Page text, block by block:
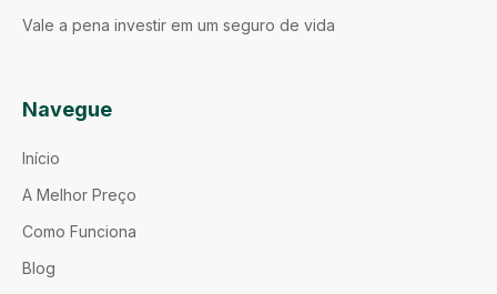
Vale a pena investir em um seguro de vida
Navegue
Início
A Melhor Preço
Como Funciona
Blog